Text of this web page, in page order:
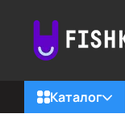
Каталог